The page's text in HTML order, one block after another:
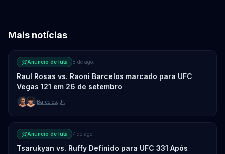
Mais notícias
Anúncio de luta 8 de ago.
Raul Rosas vs. Raoni Barcelos marcado para UFC
Vegas 121 em 26 de setembro
Barcelos Jr.
Anúncio de luta 7 de ago.
Tsarukyan vs. Ruffy Definido para UFC 331 Após